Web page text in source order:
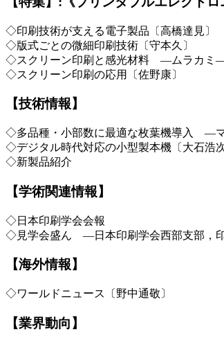
◇印刷技術が支える電子製品〔高橋達見〕
◇版式ごとの微細印刷技術〔守本久〕
◇スクリーン印刷と感光材料 —ムラカミ
◇スクリーン印刷の応用〔佐野康〕
【技術情報】
◇多品種・小部数に最適な枚葉機導入 —
◇デジタル時代対応の小型製本機〔大石浩次
◇新製品紹介
【学術関連情報】
◇日本印刷学会会報
◇見学会盛ん —日本印刷学会西部支部，
【海外情報】
◇ワールドニュース〔野中通敬〕
【業界動向】